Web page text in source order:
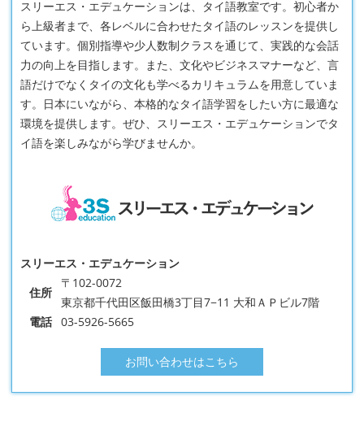
スリーエス・エデュケーションは、タイ語教室です。初心者か
ら上級者まで、各レベルに合わせたタイ語のレッスンを提供し
ています。個別指導や少人数制クラスを通じて、実践的な会話
力の向上を目指します。また、文化やビジネスマナーなど、言
語だけでなくタイの文化も学べるカリキュラムを用意していま
す。日本にいながら、本格的なタイ語学習をしたい方に最適な
環境を提供します。ぜひ、スリーエス・エデュケーションでタ
イ語を楽しみながら学びませんか。
スリーエス・エデュケーション
住所
〒102-0072
東京都千代田区飯田橋3丁目7−11 大和ＡＰビル7階
電話 03-5926-5665
お問い合わせはこちら